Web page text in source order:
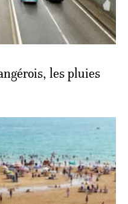
les pluies